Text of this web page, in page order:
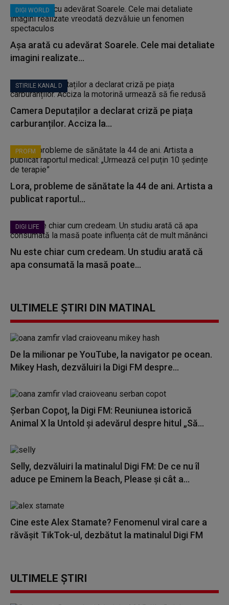
DIGI WORLD
Așa arată cu adevărat Soarele. Cele mai detaliate
imagini realizate...
STIRILE KANAL D
Camera Deputaților a declarat criză pe piața
carburanților. Acciza la...
PROFM
Lora, probleme de sănătate la 44 de ani. Artista a
publicat raportul...
DIGI LIFE
Nu este chiar cum credeam. Un studiu arată că
apa consumată la masă poate...
ULTIMELE ȘTIRI DIN MATINAL
De la milionar pe YouTube, la navigator pe ocean.
Mikey Hash, dezvăluiri la Digi FM despre...
Șerban Copoț, la Digi FM: Reuniunea istorică
Animal X la Untold și adevărul despre hitul „Să...
Selly, dezvăluiri la matinalul Digi FM: De ce nu îl
aduce pe Eminem la Beach, Please și cât a...
Cine este Alex Stamate? Fenomenul viral care a
răvășit TikTok-ul, dezbătut la matinalul Digi FM
ULTIMELE ȘTIRI